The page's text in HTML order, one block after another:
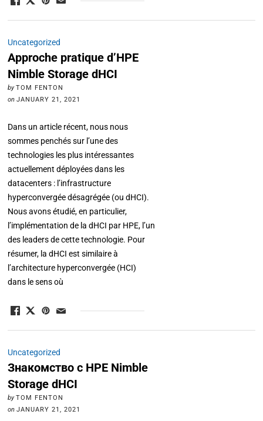
Uncategorized
Approche pratique d’HPE
Nimble Storage dHCI
by TOM FENTON
on JANUARY 21, 2021
Dans un article récent, nous nous
sommes penchés sur l’une des
technologies les plus intéressantes
actuellement déployées dans les
datacenters : l’infrastructure
hyperconvergée désagrégée (ou dHCI).
Nous avons étudié, en particulier,
l’implémentation de la dHCI par HPE, l’un
des leaders de cette technologie. Pour
résumer, la dHCI est similaire à
l’architecture hyperconvergée (HCI)
dans le sens où
Uncategorized
Знакомство с HPE Nimble
Storage dHCI
by TOM FENTON
on JANUARY 21, 2021